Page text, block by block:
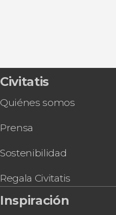
Civitatis
Quiénes somos
Prensa
Sostenibilidad
Regala Civitatis
Inspiración